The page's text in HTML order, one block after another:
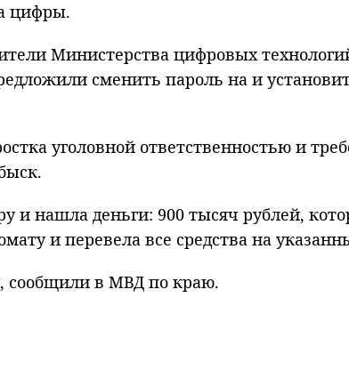
цифры.
Министерства цифровых
сменить пароль на и
уголовной ответственностью и
и нашла деньги: 900 тысяч рублей,
и перевела все средства на
сообщили в МВД по краю.